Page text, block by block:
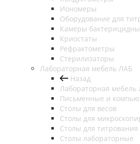
Иономеры
Оборудование для
Камеры
Криостаты
Рефрактометры
Стерилизаторы
Лабораторная мебель ЛАБ
Назад
Лабораторная мебель
Письменные и
Столы для весов
Столы для
Столы для титрования
Столы лабораторные